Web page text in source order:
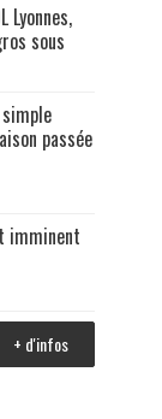
Lyonnes,
sous
passée
imminent
+ d'infos